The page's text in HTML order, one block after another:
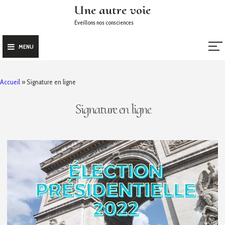
content
Une autre voie
Éveillons nos consciences
MENU
Accueil »Signature en ligne
Signature en ligne